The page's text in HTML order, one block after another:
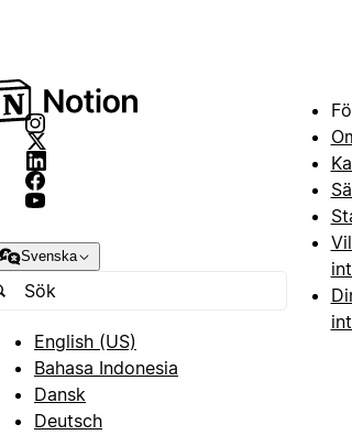
Svenska
English (US)
Bahasa Indonesia
Dansk
Deutsch